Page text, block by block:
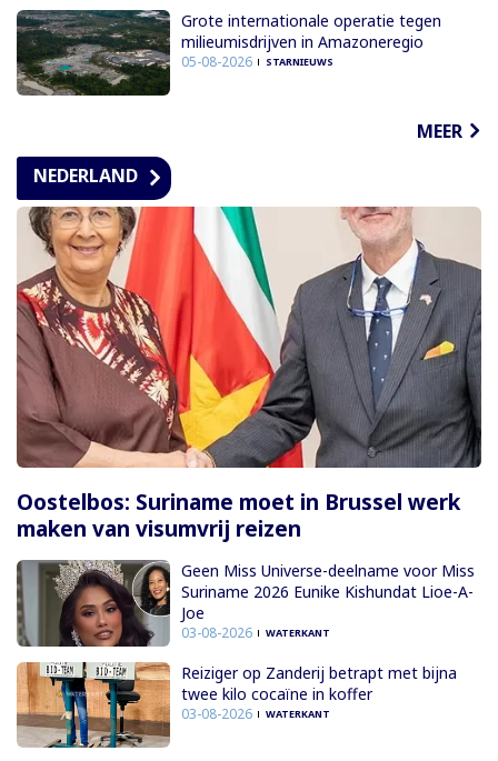
Grote internationale operatie tegen
milieumisdrijven in Amazoneregio
05-08-2026 STARNIEUWS
MEER
NEDERLAND
Oostelbos: Suriname moet in Brussel werk
maken van visumvrij reizen
Geen Miss Universe-deelname voor Miss
Suriname 2026 Eunike Kishundat Lioe-A-
Joe
03-08-2026 WATERKANT
Reiziger op Zanderij betrapt met bijna
twee kilo cocaïne in koffer
03-08-2026 WATERKANT